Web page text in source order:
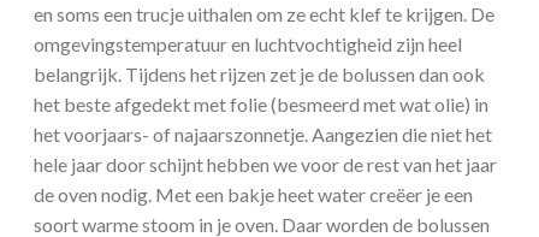
en soms een trucje uithalen om ze echt klef te krijgen. De
omgevingstemperatuur en luchtvochtigheid zijn heel
belangrijk. Tijdens het rijzen zet je de bolussen dan ook
het beste afgedekt met folie (besmeerd met wat olie) in
het voorjaars- of najaarszonnetje. Aangezien die niet het
hele jaar door schijnt hebben we voor de rest van het jaar
de oven nodig. Met een bakje heet water creëer je een
soort warme stoom in je oven. Daar worden de bolussen